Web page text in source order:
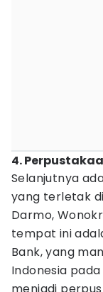
4.
Selanjutnya
yang terletak
Darmo,
tempat ini
Bank, yang
Indonesia